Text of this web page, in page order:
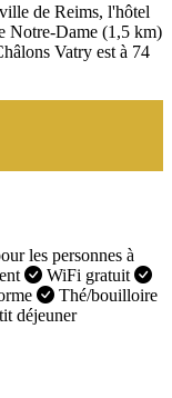
de Reims, l'hôtel
Notre-Dame (1,5 km)
Vatry est à 74
les personnes à
WiFi gratuit
Thé/bouilloire
déjeuner